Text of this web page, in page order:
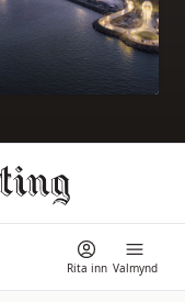
Valmynd
Rita inn